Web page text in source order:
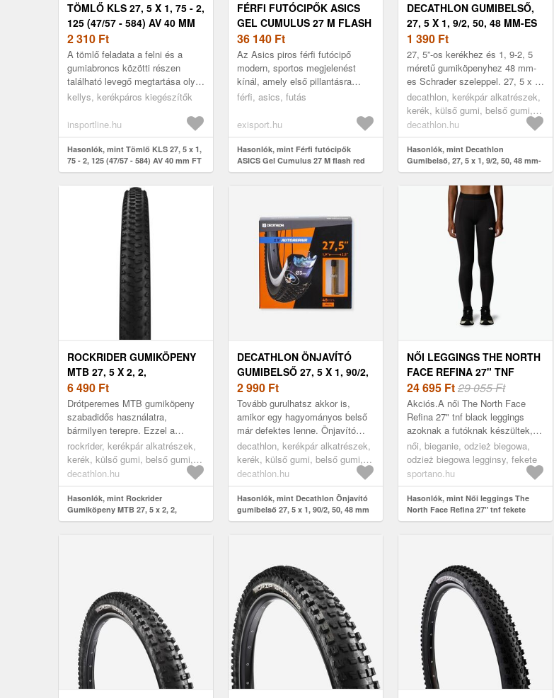
TÖMLŐ KLS 27, 5 X 1, 75 - 2,
125 (47/57 - 584) AV 40 MM
FT
2 310 Ft
A tömlő feladata a felni és a
gumiabroncs közötti részen
található levegő megtartása oly
módon, hogy biztos, mégis
biztosítson...
kellys, kerékpáros kiegészítők
insportline.hu
Hasonlók, mint Tömlő KLS 27, 5 x 1,
75 - 2, 125 (47/57 - 584) AV 40 mm FT
FÉRFI FUTÓCIPŐK ASICS
GEL CUMULUS 27 M FLASH
RED WHITE
36 140 Ft
Az Asics piros férfi futócipő
modern, sportos megjelenést
kínál, amely első pillantásra
magára vonzza a tekintetet.
biztos...
férfi, asics, futás
exisport.hu
Hasonlók, mint Férfi futócipők
ASICS Gel Cumulus 27 M flash red
white
DECATHLON GUMIBELSŐ,
27, 5 X 1, 9/2, 50, 48 MM-ES
SCHRADER SZELEPPEL
1 390 Ft
27, 5”-os kerékhez és 1, 9-2, 5
méretű gumiköpenyhez 48 mm-
es Schrader szeleppel. 27, 5 x 1,
9 -27, 5 x 2, 5 autó szelepes
gumibelső 27, 5 colos kü...
decathlon, kerékpár alkatrészek,
kerék, külső gumi, belső gumi,
belső gumi
decathlon.hu
Hasonlók, mint Decathlon
Gumibelső, 27, 5 x 1, 9/2, 50, 48 mm-
es Schrader szeleppel
ROCKRIDER GUMIKÖPENY
MTB 27, 5 X 2, 2,
DRÓTPEREMES
6 490 Ft
Drótperemes MTB gumiköpeny
szabadidős használatra,
bármilyen terepre. Ezzel a
gumiköpennyel bármilyen
terepen, bármilyen körülmények
között tekerhe...
rockrider, kerékpár alkatrészek,
kerék, külső gumi, belső gumi,
kerékpár külső gumi,
egy méret
decathlon.hu
Hasonlók, mint Rockrider
Gumiköpeny MTB 27, 5 x 2, 2,
drótperemes
DECATHLON ÖNJAVÍTÓ
GUMIBELSŐ 27, 5 X 1, 90/2,
50, 48 MM PRESTA
SZELEPPEL
2 990 Ft
Tovább gurulhatsz akkor is,
amikor egy hagyományos belső
már defektes lenne. Önjavító
gumibelső 27.5x1, 90 - 27.5x2,
50 kerékhez és gumiköpenyhez
P...
decathlon, kerékpár alkatrészek,
kerék, külső gumi, belső gumi,
belső gumi, egy méret
decathlon.hu
Hasonlók, mint Decathlon Önjavító
gumibelső 27, 5 x 1, 90/2, 50, 48 mm
PRESTA szeleppel
NŐI LEGGINGS THE NORTH
FACE REFINA 27" TNF
FEKETE (REFINA 27"
NF0A8918JK31)
24 695 Ft29 055 Ft
Akciós.A női The North Face
Refina 27" tnf black leggings
azoknak a futóknak készültek,
akik maximális kényelmet és
támogatást keresnek edzés
közben. A mo...
női, bieganie, odzież biegowa,
odzież biegowa legginsy, fekete
sportano.hu
Hasonlók, mint Női leggings The
North Face Refina 27" tnf fekete
(Refina 27" NF0A8918JK31)